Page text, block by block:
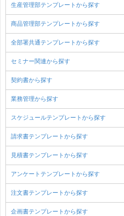
生産管理部テンプレートから探す
商品管理部テンプレートから探す
全部署共通テンプレートから探す
セミナー関連から探す
契約書から探す
業務管理から探す
スケジュールテンプレートから探す
請求書テンプレートから探す
見積書テンプレートから探す
アンケートテンプレートから探す
注文書テンプレートから探す
企画書テンプレートから探す